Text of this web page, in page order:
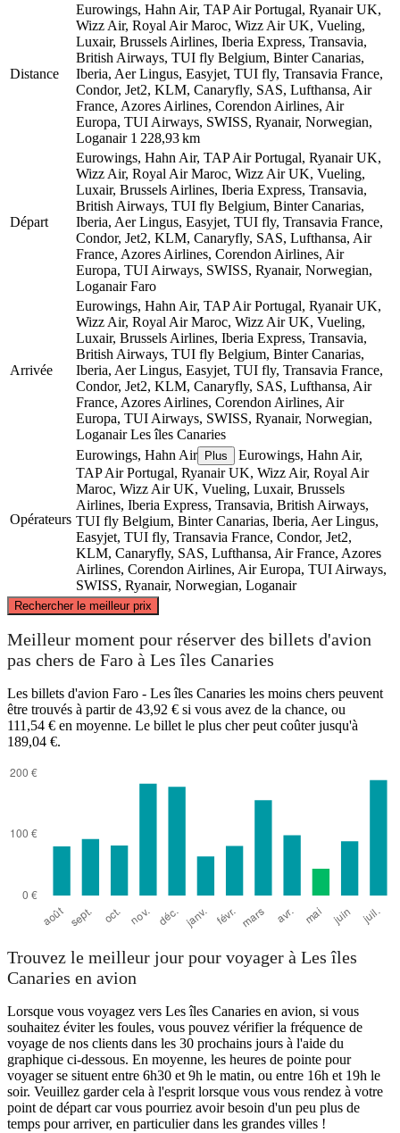
Distance
Eurowings, Hahn Air, TAP Air Portugal, Ryanair UK,
Wizz Air, Royal Air Maroc, Wizz Air UK, Vueling,
Luxair, Brussels Airlines, Iberia Express, Transavia,
British Airways, TUI fly Belgium, Binter Canarias,
Iberia, Aer Lingus, Easyjet, TUI fly, Transavia France,
Condor, Jet2, KLM, Canaryfly, SAS, Lufthansa, Air
France, Azores Airlines, Corendon Airlines, Air
Europa, TUI Airways, SWISS, Ryanair, Norwegian,
Loganair 1 228,93 km
Départ
Eurowings, Hahn Air, TAP Air Portugal, Ryanair UK,
Wizz Air, Royal Air Maroc, Wizz Air UK, Vueling,
Luxair, Brussels Airlines, Iberia Express, Transavia,
British Airways, TUI fly Belgium, Binter Canarias,
Iberia, Aer Lingus, Easyjet, TUI fly, Transavia France,
Condor, Jet2, KLM, Canaryfly, SAS, Lufthansa, Air
France, Azores Airlines, Corendon Airlines, Air
Europa, TUI Airways, SWISS, Ryanair, Norwegian,
Loganair Faro
Arrivée
Eurowings, Hahn Air, TAP Air Portugal, Ryanair UK,
Wizz Air, Royal Air Maroc, Wizz Air UK, Vueling,
Luxair, Brussels Airlines, Iberia Express, Transavia,
British Airways, TUI fly Belgium, Binter Canarias,
Iberia, Aer Lingus, Easyjet, TUI fly, Transavia France,
Condor, Jet2, KLM, Canaryfly, SAS, Lufthansa, Air
France, Azores Airlines, Corendon Airlines, Air
Europa, TUI Airways, SWISS, Ryanair, Norwegian,
Loganair Les îles Canaries
Opérateurs
Eurowings, Hahn Air Plus
Eurowings, Hahn Air,
TAP Air Portugal, Ryanair UK, Wizz Air, Royal Air
Maroc, Wizz Air UK, Vueling, Luxair, Brussels
Airlines, Iberia Express, Transavia, British Airways,
TUI fly Belgium, Binter Canarias, Iberia, Aer Lingus,
Easyjet, TUI fly, Transavia France, Condor, Jet2,
KLM, Canaryfly, SAS, Lufthansa, Air France, Azores
Airlines, Corendon Airlines, Air Europa, TUI Airways,
SWISS, Ryanair, Norwegian, Loganair
Rechercher le meilleur prix
©CARTO , ©OpenStreetMap
Meilleur moment pour réserver des billets d'avion
pas chers de Faro à Les îles Canaries
Les billets d'avion Faro - Les îles Canaries les moins chers peuvent
être trouvés à partir de 43,92 € si vous avez de la chance, ou
111,54 € en moyenne. Le billet le plus cher peut coûter jusqu'à
189,04 €.
Trouvez le meilleur jour pour voyager à Les îles
Canaries en avion
Lorsque vous voyagez vers Les îles Canaries en avion, si vous
souhaitez éviter les foules, vous pouvez vérifier la fréquence de
voyage de nos clients dans les 30 prochains jours à l'aide du
graphique ci-dessous. En moyenne, les heures de pointe pour
voyager se situent entre 6h30 et 9h le matin, ou entre 16h et 19h le
soir. Veuillez garder cela à l'esprit lorsque vous vous rendez à votre
point de départ car vous pourriez avoir besoin d'un peu plus de
temps pour arriver, en particulier dans les grandes villes !